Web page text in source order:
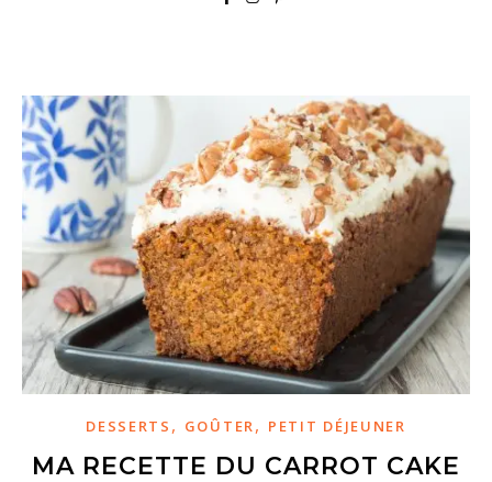
DESSERTS , GOÛTER, PETIT DÉJEUNER
MA RECETTE DU CARROT CAKE